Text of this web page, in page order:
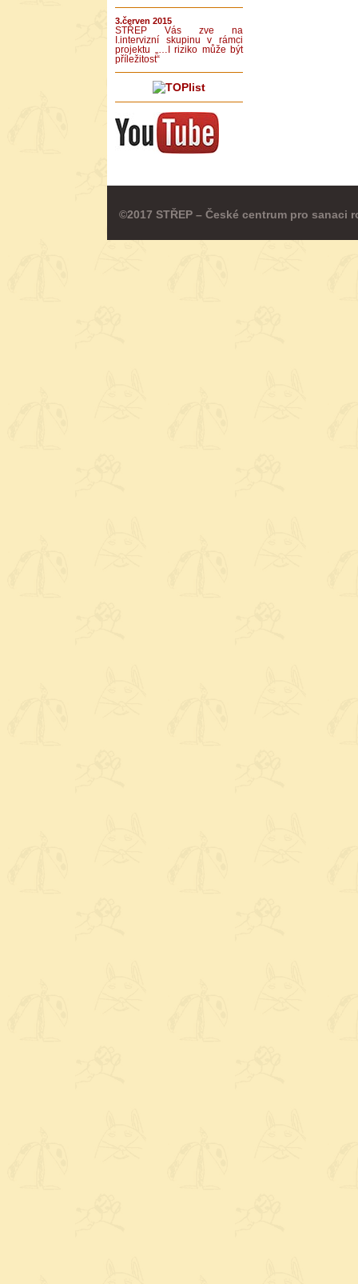
3.červen 2015
STŘEP Vás zve na
I.intervizní skupinu v rámci
projektu „…I riziko může být
příležitost“
©2017 STŘEP – České centrum pro sanaci